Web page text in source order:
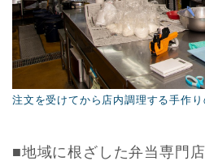
注文を受けてから店内調理する手作
■地域に根ざした弁当専門店